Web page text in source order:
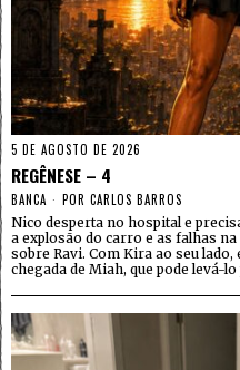
5 DE AGOSTO DE 2026
REGÊNESE – 4
BANCA POR CARLOS BARROS
Nico desperta no hospital e
a explosão do carro e as falhas
sobre Ravi. Com Kira ao seu
chegada de Miah, que pode levá-